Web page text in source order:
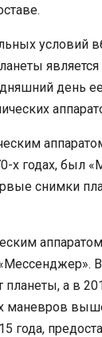
условий
день
х годах, был
снимки
планеты, а в
маневров
года,